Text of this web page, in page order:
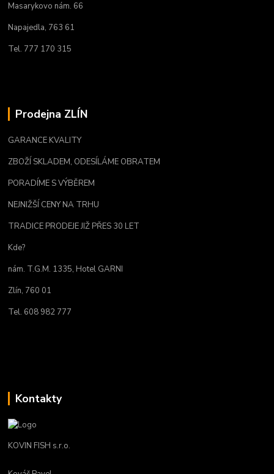
Masarykovo nám. 66
Napajedla, 763 61
Tel. 777 170 315
Prodejna ZLÍN
GARANCE KVALITY
ZBOŽÍ SKLADEM, ODESÍLÁME OBRATEM
PORADÍME S VÝBĚREM
NEJNIŽŠÍ CENY NA TRHU
TRADICE PRODEJE JIŽ PŘES 30 LET
Kde?
nám. T.G.M. 1335, Hotel GARNI
Zlín, 760 01
Tel. 608 982 777
Kontakty
KOVIN FISH s.r.o.